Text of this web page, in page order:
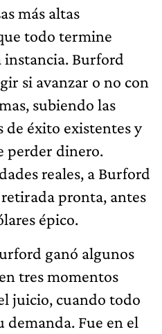
más altas
todo termine
Burford
si avanzar o no con
subiendo las
de éxito existentes y
perder dinero.
reales, a Burford
pronta, antes
épico.
ganó algunos
tres momentos
juicio, cuando todo
demanda. Fue en el